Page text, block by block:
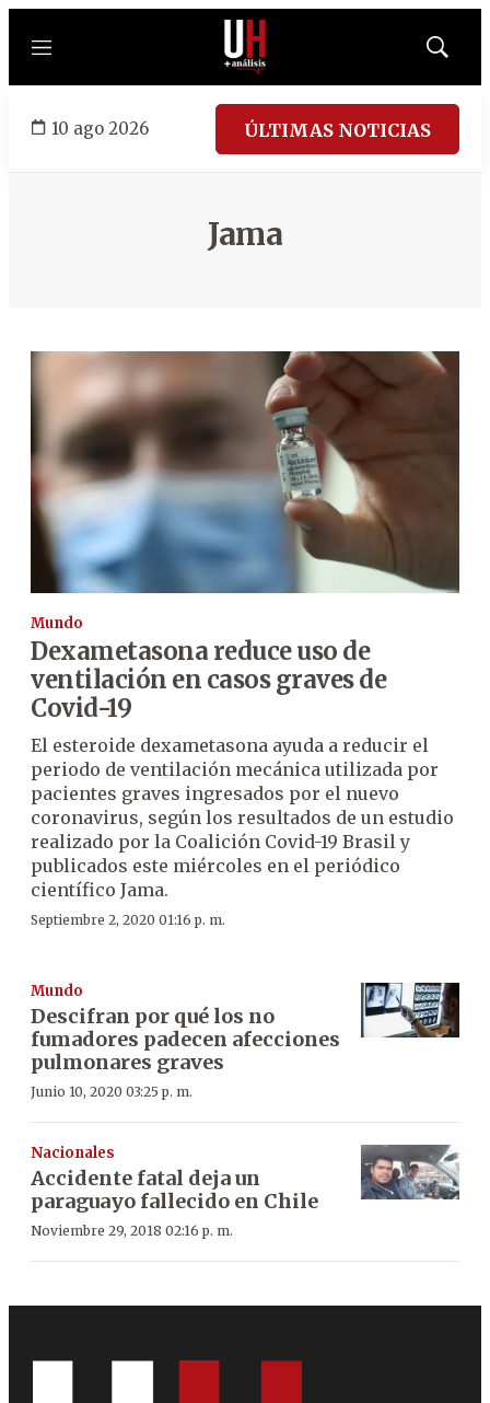
Menú
Mostrar
10 ago 2026 ÚLTIMAS NOTICIAS
Jama
Mundo
Dexametasona reduce uso de
ventilación en casos graves de
Covid-19
El esteroide dexametasona ayuda a reducir el
periodo de ventilación mecánica utilizada por
pacientes graves ingresados por el nuevo
coronavirus, según los resultados de un estudio
realizado por la Coalición Covid-19 Brasil y
publicados este miércoles en el periódico
científico Jama.
Septiembre 2, 2020 01:16 p. m.
Mundo
Descifran por qué los no
fumadores padecen afecciones
pulmonares graves
Junio 10, 2020 03:25 p. m.
Nacionales
Accidente fatal deja un
paraguayo fallecido en Chile
Noviembre 29, 2018 02:16 p. m.